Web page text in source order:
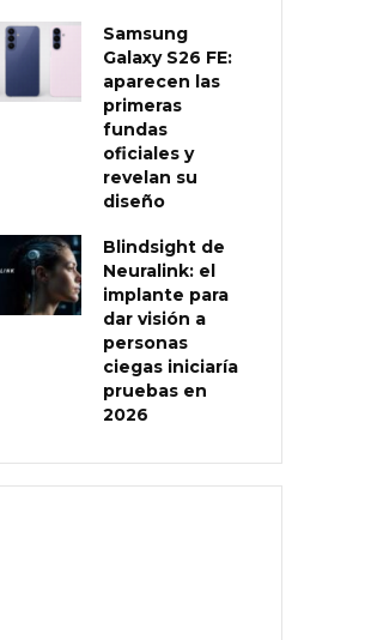
Samsung
Galaxy S26 FE:
aparecen las
primeras
fundas
oficiales y
revelan su
diseño
Blindsight de
Neuralink: el
implante para
dar visión a
personas
ciegas iniciaría
pruebas en
2026